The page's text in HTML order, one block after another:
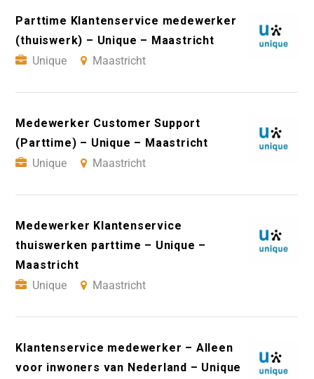
Parttime Klantenservice medewerker
(thuiswerk) – Unique – Maastricht
Unique
Maastricht
Medewerker Customer Support
(Parttime) – Unique – Maastricht
Unique
Maastricht
Medewerker Klantenservice
thuiswerken parttime – Unique –
Maastricht
Unique
Maastricht
Klantenservice medewerker – Alleen
voor inwoners van Nederland – Unique